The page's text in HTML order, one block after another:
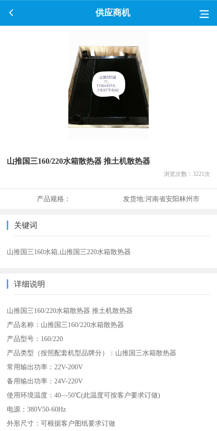
供应商机
山推国三160/220水箱散热器 推土机散热器
浏览次数： 3221 次
产品规格： 发货地:河南省安阳林州市
关键词
山推国三160水箱,山推国三220水箱散热器
详细说明
山推国三160/220水箱散热器 推土机散热器
产品名称：山推国三160/220水箱散热器
产品型号：160/220
产品类型（按照配套机型品牌分）：山推国三水箱散热器
常用输出功率：22V-200V
备用输出功率：24V-220V
使用环境温度：40—50℃(此温度可按客户要求订做)
电源：380V50-60Hz
外形尺寸：可根据客户图纸要求订做